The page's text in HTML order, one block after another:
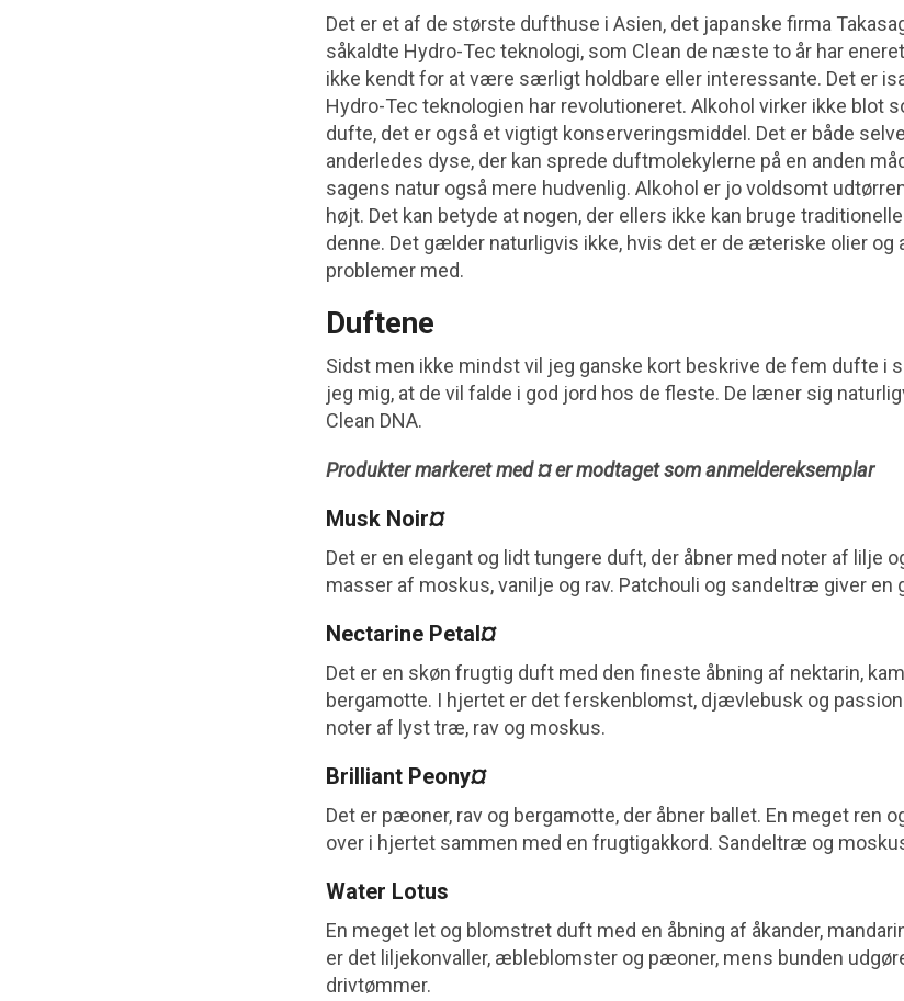
Det er et af de største dufthuse i Asien, det japanske firma
såkaldte Hydro-Tec teknologi, som Clean de næste to år har
ikke kendt for at være særligt holdbare eller interessante. Det er
Hydro-Tec teknologien har revolutioneret. Alkohol virker ikke blot
dufte, det er også et vigtigt konserveringsmiddel. Det er både
anderledes dyse, der kan sprede duftmolekylerne på en anden
sagens natur også mere hudvenlig. Alkohol er jo voldsomt
højt. Det kan betyde at nogen, der ellers ikke kan bruge
denne. Det gælder naturligvis ikke, hvis det er de æteriske olier og
problemer med.
Duftene
Sidst men ikke mindst vil jeg ganske kort beskrive de fem dufte i
jeg mig, at de vil falde i god jord hos de fleste. De læner sig
Clean DNA.
Produkter markeret med ¤ er modtaget som anmeldereksemplar
Musk Noir¤
Det er en elegant og lidt tungere duft, der åbner med noter af lilje
masser af moskus, vanilje og rav. Patchouli og sandeltræ giver en
Nectarine Petal¤
Det er en skøn frugtig duft med den fineste åbning af nektarin,
bergamotte. I hjertet er det ferskenblomst, djævlebusk og
noter af lyst træ, rav og moskus.
Brilliant Peony¤
Det er pæoner, rav og bergamotte, der åbner ballet. En meget ren
over i hjertet sammen med en frugtigakkord. Sandeltræ og
Water Lotus
En meget let og blomstret duft med en åbning af åkander,
er det liljekonvaller, æbleblomster og pæoner, mens bunden
drivtømmer.